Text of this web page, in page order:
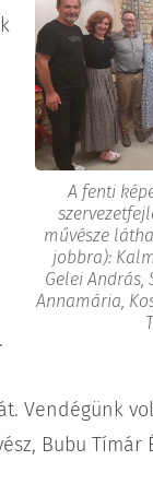
A fenti
művésze
jobbra):
Gelei
Annamária,
Vendégünk
Bubu Tímár